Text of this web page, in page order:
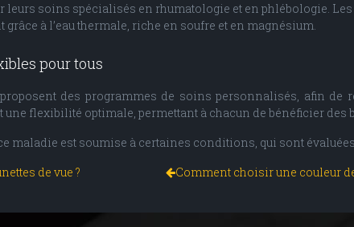
soins spécialisés en rhumatologie et en phlébologie.
à l’eau thermale, riche en soufre et en magnésium.
pour tous
des programmes de soins personnalisés, afin de
flexibilité optimale, permettant à chacun de bénéficier des
maladie est soumise à certaines conditions, qui sont
de vue ?
Comment choisir une couleur